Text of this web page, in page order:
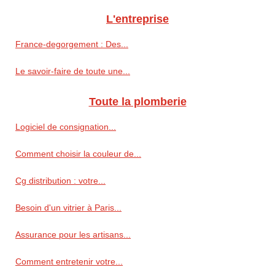
L'entreprise
France-degorgement : Des...
Le savoir-faire de toute une...
Toute la plomberie
Logiciel de consignation...
Comment choisir la couleur de...
Cg distribution : votre...
Besoin d'un vitrier à Paris...
Assurance pour les artisans...
Comment entretenir votre...